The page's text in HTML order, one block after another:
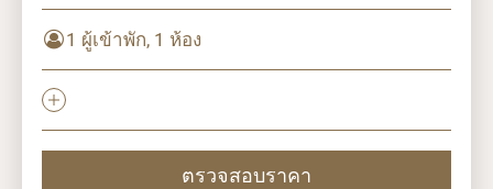
1 ผู้เข้าพัก, 1 ห้อง
ตรวจสอบราคา